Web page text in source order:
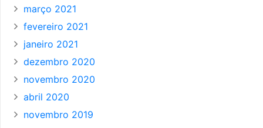
março 2021
fevereiro 2021
janeiro 2021
dezembro 2020
novembro 2020
abril 2020
novembro 2019